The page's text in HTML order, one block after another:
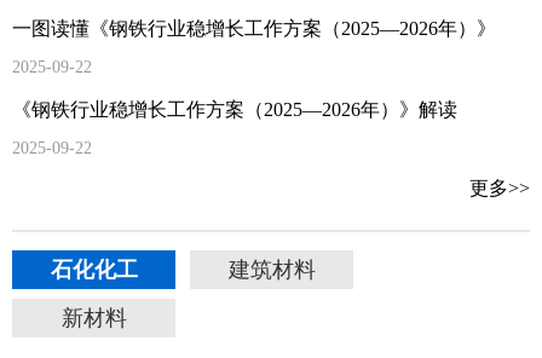
更多>>
一图读懂《钢铁行业稳增长工作方案（2025—2026年）》
2025-09-22
《钢铁行业稳增长工作方案（2025—2026年）》解读
2025-09-22
石化化工
建筑材料
新材料